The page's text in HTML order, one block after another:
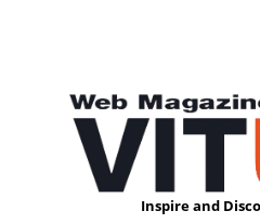
Inspire and